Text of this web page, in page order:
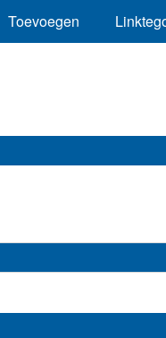
Toevoegen